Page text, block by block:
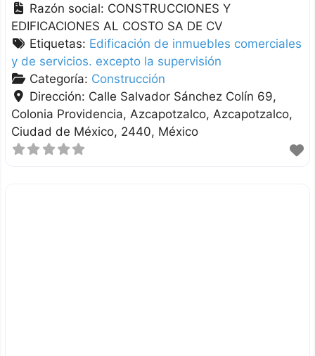
Razón social: CONSTRUCCIONES Y
EDIFICACIONES AL COSTO SA DE CV
Etiquetas: Edificación de inmuebles comerciales
y de servicios. excepto la supervisión
Categoría: Construcción
Dirección: Calle Salvador Sánchez Colín 69,
Colonia Providencia, Azcapotzalco Azcapotzalco
Ciudad de México 2440 México